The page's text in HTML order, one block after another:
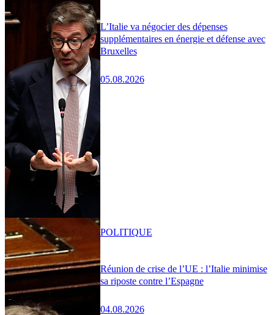
L’Italie va négocier des dépenses
supplémentaires en énergie et défense avec
Bruxelles
05.08.2026
Réunion de crise de l’UE : l’Italie minimise
sa riposte contre l’Espagne
04.08.2026
POLITIQUE